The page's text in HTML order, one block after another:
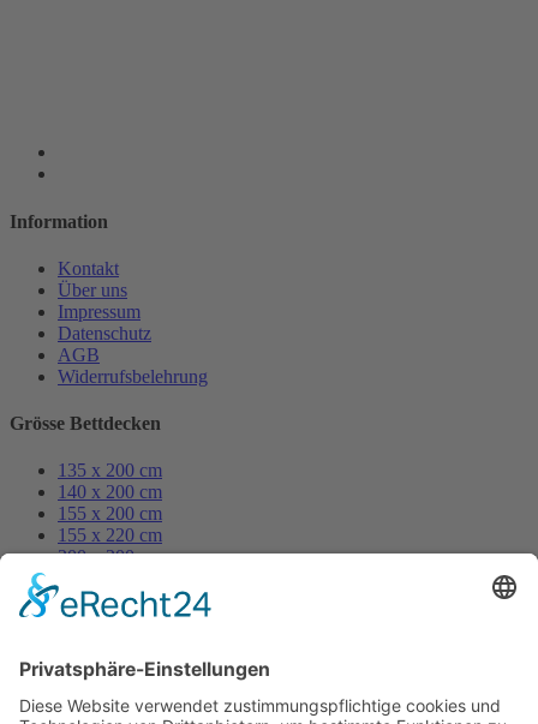
Information
Kontakt
Über uns
Impressum
Datenschutz
AGB
Widerrufsbelehrung
Grösse Bettdecken
135 x 200 cm
140 x 200 cm
155 x 200 cm
155 x 220 cm
200 x 200 cm
80 x 80 cm
70 x 90 cm
40 x 80 cm